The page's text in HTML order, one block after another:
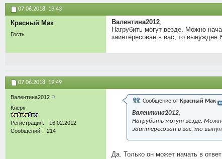
07.06.2018, 19:43
Красный Мак
Гость
Валентина2012,
Нагрубить могут везде. Можно
заинтересован в вас, то вынужден
07.06.2018, 19:49
Валентина2012
Клерк
Регистрация
16.02.2012
Сообщений
214
Сообщение от Красный Мак
Валентина2012
Нагрубить могут везде.
заинтересован в вас, то
Да. Только он может начать в ответ